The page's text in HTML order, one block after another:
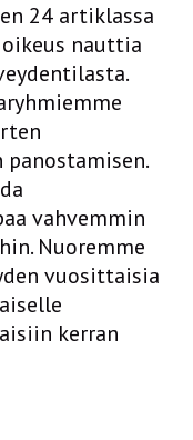
24 artiklassa
nauttia
vahvemmin
Nuoremme
vuosittaisia
kerran